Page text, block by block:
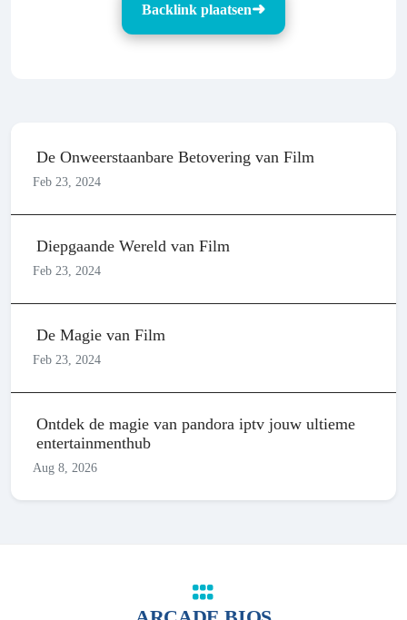
Backlink plaatsen
De Onweerstaanbare Betovering van Film
Feb 23, 2024
Diepgaande Wereld van Film
Feb 23, 2024
De Magie van Film
Feb 23, 2024
Ontdek de magie van pandora iptv jouw ultieme
entertainmenthub
Aug 8, 2026